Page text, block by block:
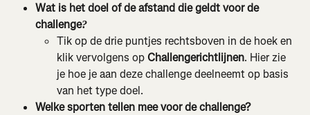
Wat is het doel of de afstand die geldt voor de
challenge?
Tik op de drie puntjes rechtsboven in de hoek en
klik vervolgens op Challengerichtlijnen. Hier zie
je hoe je aan deze challenge deelneemt op basis
van het type doel.
Welke sporten tellen mee voor de challenge?